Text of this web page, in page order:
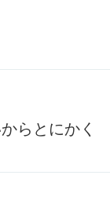
らとにかく